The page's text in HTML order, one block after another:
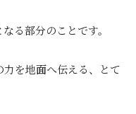
る部分のことです。
を地面へ伝える、とて